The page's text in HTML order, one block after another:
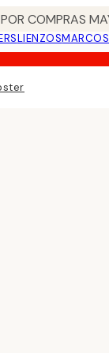
COMPRAS
LIENZOS